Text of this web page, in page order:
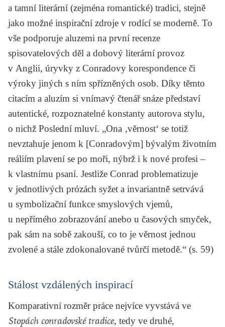
a tamní literární (zejména romantické) tradici, stejně
jako možné inspirační zdroje v rodící se moderně. To
vše podporuje aluzemi na první recenze
spisovatelových děl a dobový literární provoz
v Anglii, úryvky z Conradovy korespondence či
výroky jiných s ním spřízněných osob. Díky těmto
citacím a aluzím si vnímavý čtenář snáze představí
autentické, rozpoznatelné konstanty autorova stylu,
o nichž Poslední mluví. „Ona ‚věrnost‘ se totiž
nevztahuje jenom k [Conradovým] bývalým životním
reáliím plavení se po moři, nýbrž i k nové profesi –
k vlastnímu psaní. Jestliže Conrad problematizuje
v jednotlivých prózách syžet a invariantně setrvává
u symbolizační funkce smyslových vjemů,
u nepřímého zobrazování anebo u časových smyček,
pak sám na sobě zakouší, co to je věrnost jednou
zvolené a stále zdokonalované tvůrčí metodě.“ (s. 59)
Stálost vzdálených inspirací
Komparativní rozměr práce nejvíce vyvstává ve
Stopách conradovské tradice, tedy ve druhé,